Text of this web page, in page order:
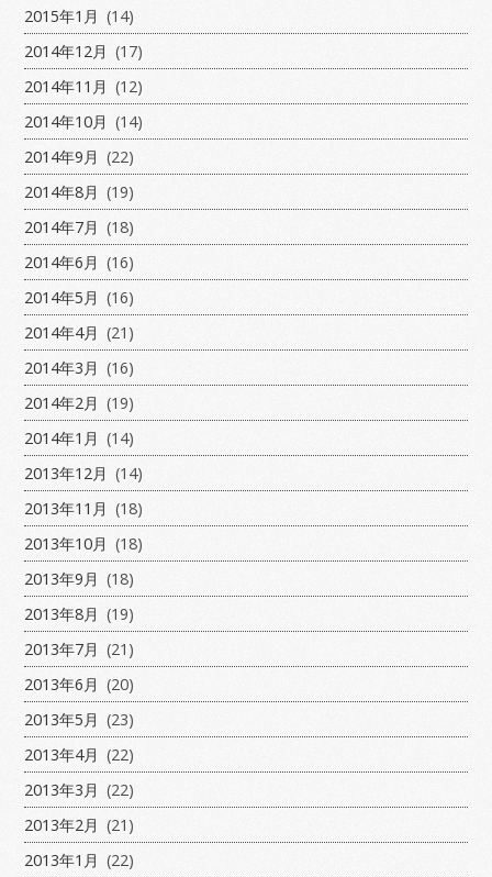
2015年1月 (14)
2014年12月 (17)
2014年11月 (12)
2014年10月 (14)
2014年9月 (22)
2014年8月 (19)
2014年7月 (18)
2014年6月 (16)
2014年5月 (16)
2014年4月 (21)
2014年3月 (16)
2014年2月 (19)
2014年1月 (14)
2013年12月 (14)
2013年11月 (18)
2013年10月 (18)
2013年9月 (18)
2013年8月 (19)
2013年7月 (21)
2013年6月 (20)
2013年5月 (23)
2013年4月 (22)
2013年3月 (22)
2013年2月 (21)
2013年1月 (22)